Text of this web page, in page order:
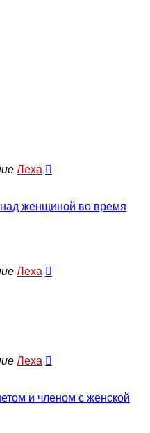
Леха
над женщиной во время
Леха
Леха
и членом с женской